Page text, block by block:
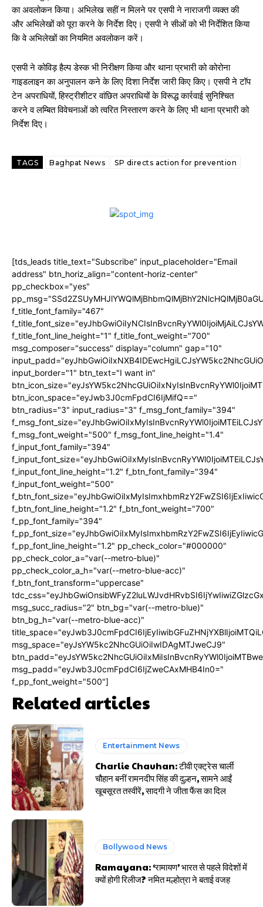
का अवलोकन किया। अभिलेख सहीं न मिलने पर एसपी ने नाराजगी व्यक्त की
और अभिलेखों को पूरा करने के निर्देश दिए। एसपी ने सीओं को भी निर्देशित किया
कि वे अभिलेखों का नियमित अवलोकन करें।
एसपी ने कोविड़ हैल्प डेस्क भी निरीक्षण किया और थाना प्रभारी को कोरोना
गाइडलाइन का अनुपालन कने के लिए दिशा निर्देश जारी किए किए। एसपी ने टॉप
टेन अपराधियों, हिस्ट्रीशीटर वांछित अपराधियों के विरूद्ध कार्रवाई सुनिश्चित
करने व लम्बित विवेचनाओं को त्वरित निस्तारण करने के लिए भी थाना प्रभारी को
निर्देश दिए।
TAGS Baghpat News SP directs action for prevention
[tds_leads title_text="Subscribe" input_placeholder="Email
address" btn_horiz_align="content-horiz-center"
pp_checkbox="yes"
f_title_font_family="467"
f_title_font_line_height="1" f_title_font_weight="700"
msg_composer="success" display="column" gap="10"
input_border="1" btn_text="I want in"
btn_icon_space="eyJwb3J0cmFpdCI6IjMifQ=="
btn_radius="3" input_radius="3" f_msg_font_family="394"
f_msg_font_weight="500" f_msg_font_line_height="1.4"
f_input_font_family="394"
f_input_font_line_height="1.2" f_btn_font_family="394"
f_input_font_weight="500"
f_btn_font_line_height="1.2" f_btn_font_weight="700"
f_pp_font_family="394"
f_pp_font_line_height="1.2" pp_check_color="#000000"
pp_check_color_a="var(--metro-blue)"
pp_check_color_a_h="var(--metro-blue-acc)"
f_btn_font_transform="uppercase"
msg_succ_radius="2" btn_bg="var(--metro-blue)"
btn_bg_h="var(--metro-blue-acc)"
msg_space="eyJsYW5kc2NhcGUiOiIwIDAgMTJweCJ9"
msg_padd="eyJwb3J0cmFpdCI6IjZweCAxMHB4In0="
f_pp_font_weight="500"]
Related articles
Entertainment News
Charlie Chauhan: टीवी एक्ट्रेस चार्ली
चौहान बनीं रामनदीप सिंह की दुल्हन, सामने आईं
खूबसूरत तस्वीरें, सादगी ने जीता फैंस का दिल
Bollywood News
Ramayana: ‘रामायण’ भारत से पहले विदेशों में
क्यों होगी रिलीज? नमित मल्होत्रा ने बताई वजह